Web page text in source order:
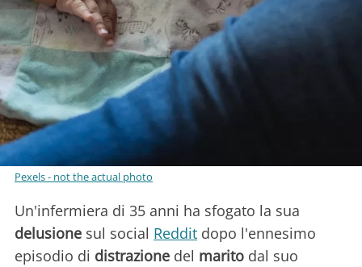
Pexels - not the actual photo
Un'infermiera di 35 anni ha sfogato la sua
delusione sul social Reddit dopo l'ennesimo
episodio di distrazione del marito dal suo